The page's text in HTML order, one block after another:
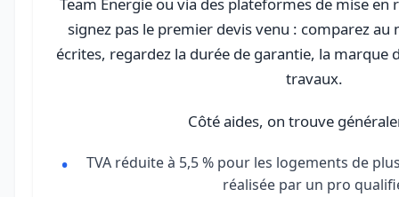
signez pas le premier devis venu : comparez
écrites, regardez la durée de garantie, la marque
travaux.
Côté aides, on trouve
TVA réduite à 5,5 % pour les logements de
réalisée par un pro